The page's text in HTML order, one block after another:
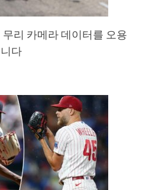
리 카메라 데이터를 오용
다